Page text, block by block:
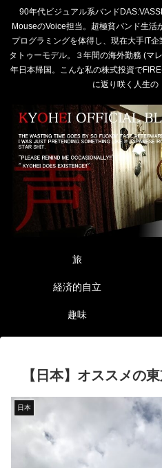
90年代ビジュアル系バンド
MouseのVoice担当。超極貧バンド生活
プログラミングを体得し、現在大手IT
タトゥーモデル。３年間の海外勤務 (マ
年日本帰国。こんな私の株式投資で
に返り咲く人生の
旅
経済的自立
趣味
【日本】オススメの
日本